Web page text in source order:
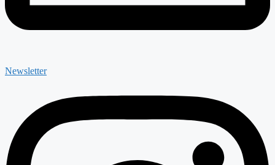
Newsletter